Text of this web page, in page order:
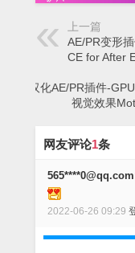
上一篇
AE/PR变形
CE for After
中文汉化AE/PR插件-
视觉效果
网友评论1条
565****0@qq.com
2022-06-26 09:29